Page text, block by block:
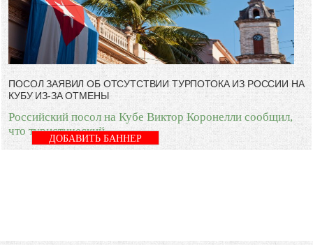
ПОСОЛ ЗАЯВИЛ ОБ ОТСУТСТВИИ ТУРПОТОКА ИЗ РОССИИ НА
КУБУ ИЗ-ЗА ОТМЕНЫ
Российский посол на Кубе Виктор Коронелли сообщил,
что туристический
ДОБАВИТЬ БАННЕР